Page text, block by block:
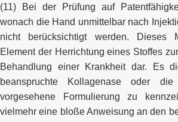
(11) Bei der Prüfung auf
wonach die Hand unmittelbar nach
nicht berücksichtigt werden. Dieses
Element der Herrichtung eines Stoffes
Behandlung einer Krankheit dar. Es
beanspruchte Kollagenase oder die
vorgesehene Formulierung zu
vielmehr eine bloße Anweisung an den